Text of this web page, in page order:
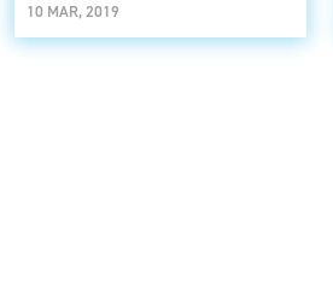
10 MAR, 2019